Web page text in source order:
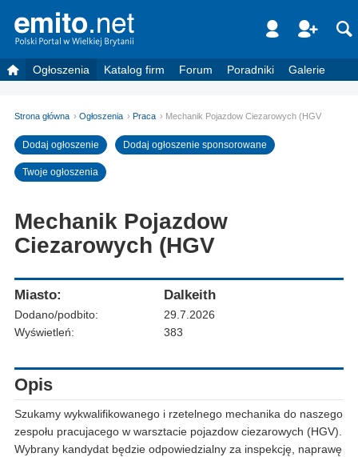
Ogłoszenia Katalog firm Forum Poradniki Galerie
Strona główna Ogłoszenia Praca Mechanik Pojazdow Ciezarowych (HGV
Dodaj ogłoszenie Dodaj ogłoszenie sponsorowane
Twoje ogłoszenia
Mechanik Pojazdow
Ciezarowych (HGV
Miasto: Dalkeith
Dodano/podbito:
29.7.2026
Wyświetleń:
383
Opis
Szukamy wykwalifikowanego i rzetelnego mechanika do naszego
zespołu pracujacego w warsztacie pojazdow ciezarowych (HGV).
Wybrany kandydat będzie odpowiedzialny za inspekcję, naprawę